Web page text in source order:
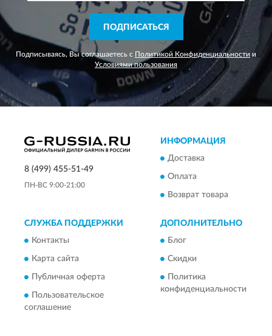
ПОДПИСАТЬСЯ
Подписываясь, Вы соглашаетесь с Политикой Конфиденциальности и
Условиями пользования
8 (499) 455-51-49
ПН-ВС 9:00-21:00
ИНФОРМАЦИЯ
Доставка
Оплата
Возврат товара
СЛУЖБА ПОДДЕРЖКИ
Контакты
Карта сайта
Публичная оферта
Пользовательское
соглашение
ДОПОЛНИТЕЛЬНО
Блог
Скидки
Политика
конфиденциальности